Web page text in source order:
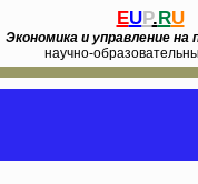
EUP.RU
Экономика и управление на
научно-